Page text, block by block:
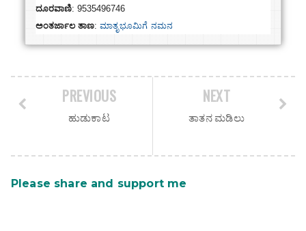
ದೂರವಾಣಿ: 9535496746
ಅಂತರ್ಜಾಲ ತಾಣ: ಮಾತೃಭೂಮಿಗೆ ನಮನ
NEXT
ತಾತನ ಮಡಿಲು
PREVIOUS
ಹುಡುಕಾಟ
Please share and support me